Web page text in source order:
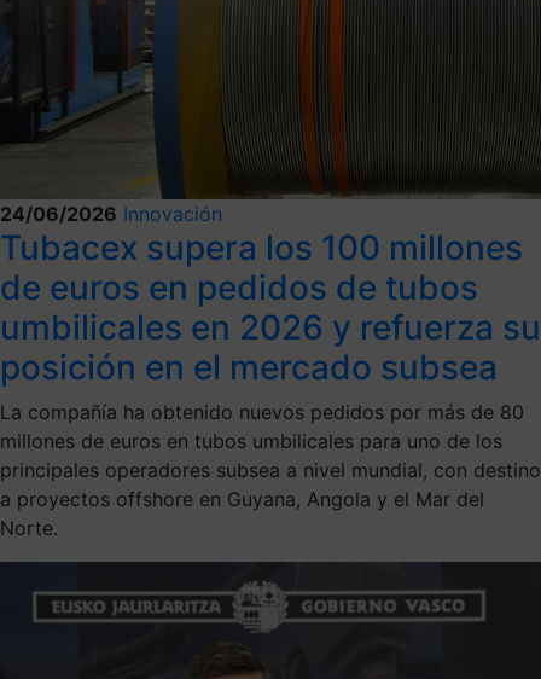
24/06/2026 Innovación
Tubacex supera los 100 millones
de euros en pedidos de tubos
umbilicales en 2026 y refuerza su
posición en el mercado subsea
La compañía ha obtenido nuevos pedidos por más de 80
millones de euros en tubos umbilicales para uno de los
principales operadores subsea a nivel mundial, con destino
a proyectos offshore en Guyana, Angola y el Mar del
Norte.